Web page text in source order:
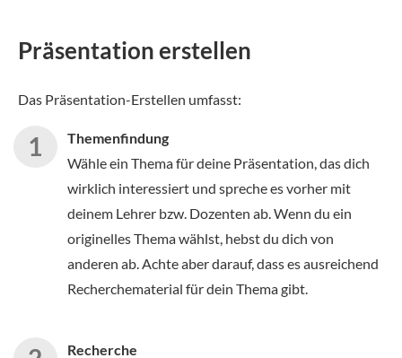
Präsentation erstellen
Das Präsentation-Erstellen umfasst:
Themenfindung
Wähle ein Thema für deine Präsentation, das dich
wirklich interessiert und spreche es vorher mit
deinem Lehrer bzw. Dozenten ab. Wenn du ein
originelles Thema wählst, hebst du dich von
anderen ab. Achte aber darauf, dass es ausreichend
Recherchematerial für dein Thema gibt.
Recherche